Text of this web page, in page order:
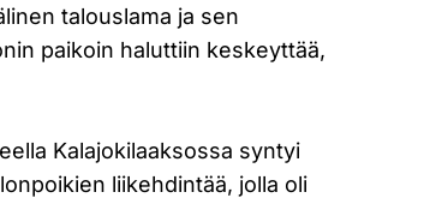
talouslama ja sen
paikoin haluttiin keskeyttää,
Kalajokilaaksossa syntyi
liikehdintää, jolla oli